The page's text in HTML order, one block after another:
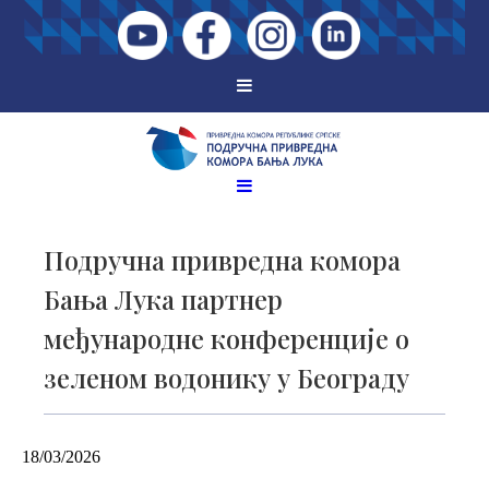
Подручна привредна комора
Бања Лука партнер
међународне конференције о
зеленом водонику у Београду
18/03/2026